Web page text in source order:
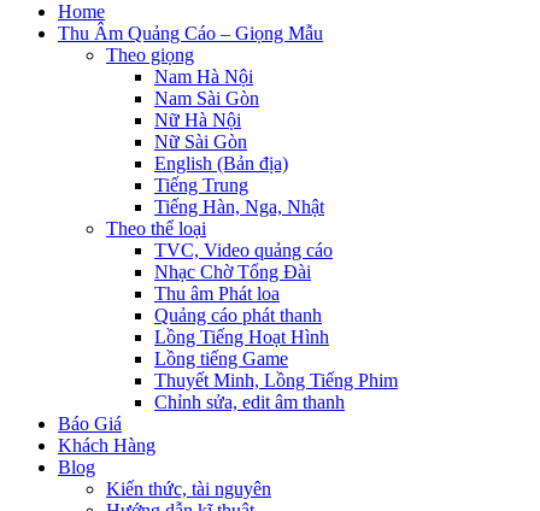
Home
Thu Âm Quảng Cáo – Giọng Mẫu
Theo giọng
Nam Hà Nội
Nam Sài Gòn
Nữ Hà Nội
Nữ Sài Gòn
English (Bản địa)
Tiếng Trung
Tiếng Hàn, Nga, Nhật
Theo thể loại
TVC, Video quảng cáo
Nhạc Chờ Tổng Đài
Thu âm Phát loa
Quảng cáo phát thanh
Lồng Tiếng Hoạt Hình
Lồng tiếng Game
Thuyết Minh, Lồng Tiếng Phim
Chỉnh sửa, edit âm thanh
Báo Giá
Khách Hàng
Blog
Kiến thức, tài nguyên